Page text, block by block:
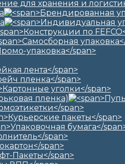
для хранения и
пленка)